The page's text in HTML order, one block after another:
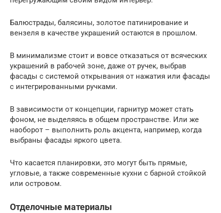
Балюстрады, балясины, золотое патинирование и
вензеля в качестве украшений остаются в прошлом.
В минимализме стоит и вовсе отказаться от всяческих
украшений в рабочей зоне, даже от ручек, выбрав
фасады с системой открывания от нажатия или фасады
с интегрированными ручками.
В зависимости от концепции, гарнитур может стать
фоном, не выделяясь в общем пространстве. Или же
наоборот – выполнить роль акцента, например, когда
выбраны фасады яркого цвета.
Что касается планировки, это могут быть прямые,
угловые, а также современные кухни с барной стойкой
или островом.
Отделочные материалы